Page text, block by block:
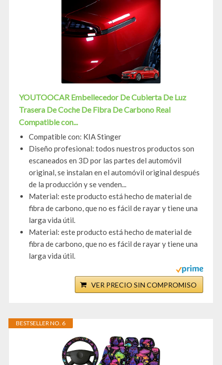
YOUTOOCAR Embellecedor De Cubierta De Luz
Trasera De Coche De Fibra De Carbono Real
Compatible con...
Compatible con: KIA Stinger
Diseño profesional: todos nuestros productos son
escaneados en 3D por las partes del automóvil
original, se instalan en el automóvil original después
de la producción y se venden...
Material: este producto está hecho de material de
fibra de carbono, que no es fácil de rayar y tiene una
larga vida útil.
Material: este producto está hecho de material de
fibra de carbono, que no es fácil de rayar y tiene una
larga vida útil.
VER PRECIO SIN COMPROMISO
BESTSELLER NO. 6